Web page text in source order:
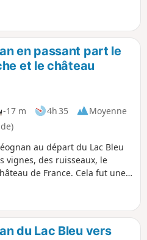
en passant part le
et le château
-17 m 4h 35
Moyenne
au départ du Lac Bleu
vignes, des ruisseaux, le
de France. Cela fut une
du Lac Bleu vers